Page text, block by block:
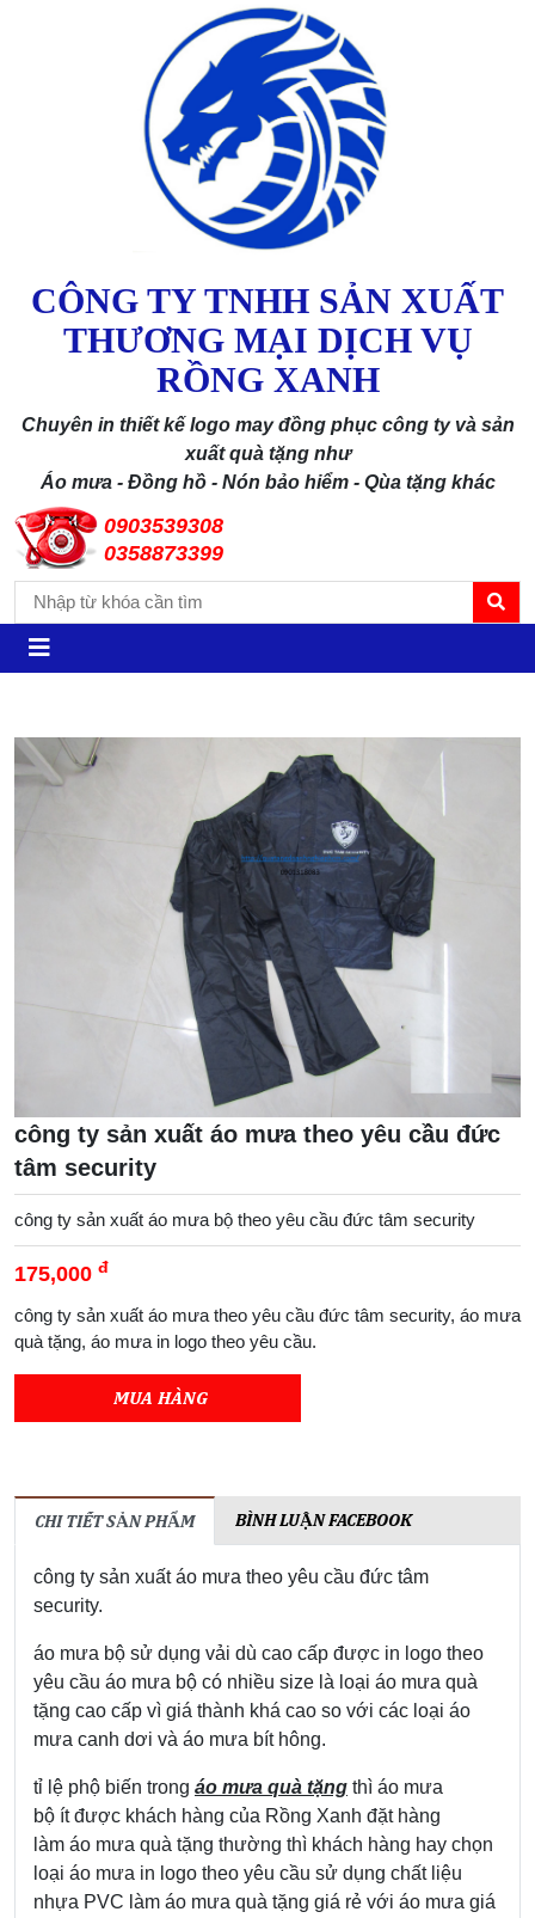
CÔNG TY TNHH SẢN XUẤT
THƯƠNG MẠI DỊCH VỤ
RỒNG XANH
Chuyên in thiết kế logo may đồng phục công ty và sản
xuất quà tặng như
Áo mưa - Đồng hồ - Nón bảo hiểm - Qùa tặng khác
0903539308
0358873399
công ty sản xuất áo mưa theo yêu cầu đức
tâm security
công ty sản xuất áo mưa bộ theo yêu cầu đức tâm security
175,000 đ
công ty sản xuất áo mưa theo yêu cầu đức tâm security, áo mưa
quà tặng, áo mưa in logo theo yêu cầu.
MUA HÀNG
CHI TIẾT SẢN PHẨM BÌNH LUẬN FACEBOOK
công ty sản xuất áo mưa theo yêu cầu đức tâm
security.
áo mưa bộ sử dụng vải dù cao cấp được in logo theo
yêu cầu áo mưa bộ có nhiều size là loại áo mưa quà
tặng cao cấp vì giá thành khá cao so với các loại áo
mưa canh dơi và áo mưa bít hông.
tỉ lệ phộ biến trong áo mưa quà tặng thì áo mưa
bộ ít được khách hàng của Rồng Xanh đặt hàng
làm áo mưa quà tặng thường thì khách hàng hay chọn
loại áo mưa in logo theo yêu cầu sử dụng chất liệu
nhựa PVC làm áo mưa quà tặng giá rẻ với áo mưa giá